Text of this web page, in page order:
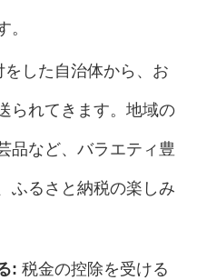
。
をした自治体から、お
られてきます。地域の
品など、バラエティ豊
ふるさと納税の楽しみ
: 税金の控除を受ける